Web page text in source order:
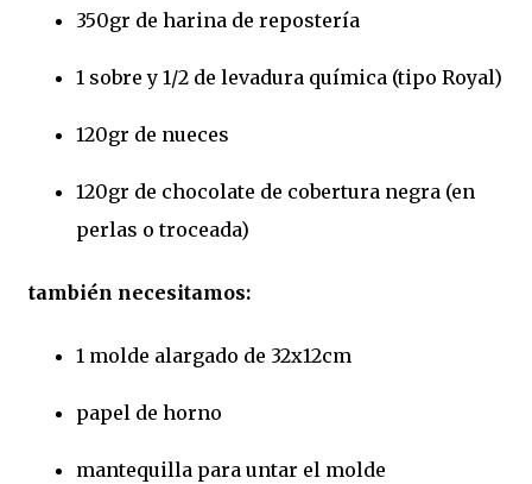
350gr de harina de repostería
1 sobre y 1/2 de levadura química (tipo Royal)
120gr de nueces
120gr de chocolate de cobertura negra (en
perlas o troceada)
también necesitamos:
1 molde alargado de 32x12cm
papel de horno
mantequilla para untar el molde